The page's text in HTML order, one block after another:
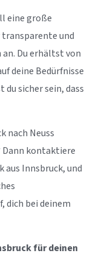
eine große
und
Du erhältst von
deine Bedürfnisse
sicher sein, dass
nach Neuss
Dann kontaktiere
aus Innsbruck, und
dich bei deinem
für deinen